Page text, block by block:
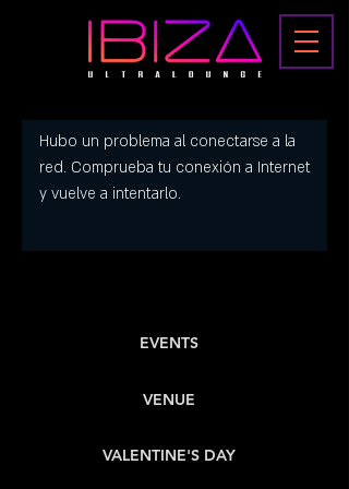
Hubo un problema al conectarse a la
red. Comprueba tu conexión a Internet
y vuelve a intentarlo.
EVENTS
VENUE
VALENTINE'S DAY